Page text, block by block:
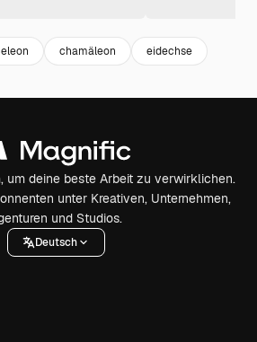
chamäleon eidechse
um deine beste Arbeit zu verwirklichen.
unter Kreativen, Unternehmen,
und Studios.
Deutsch